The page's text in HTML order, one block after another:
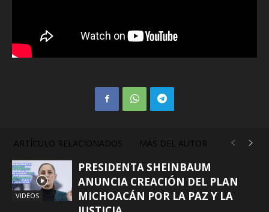
ARTÍCULO RELACIONADOS MÁS DEL AUTOR
VIDEOS
PRESIDENTA SHEINBAUM
ANUNCIA CREACIÓN DEL PLAN
MICHOACÁN POR LA PAZ Y LA